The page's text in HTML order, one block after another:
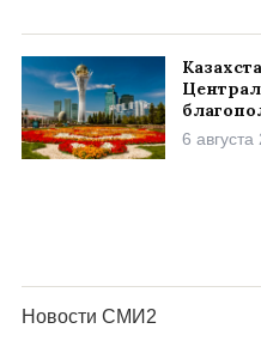
6 августа